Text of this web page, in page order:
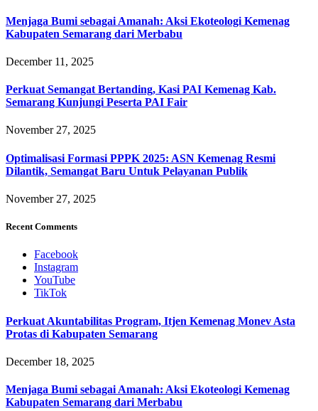
Menjaga Bumi sebagai Amanah: Aksi Ekoteologi Kemenag
Kabupaten Semarang dari Merbabu
December 11, 2025
Perkuat Semangat Bertanding, Kasi PAI Kemenag Kab.
Semarang Kunjungi Peserta PAI Fair
November 27, 2025
Optimalisasi Formasi PPPK 2025: ASN Kemenag Resmi
Dilantik, Semangat Baru Untuk Pelayanan Publik
November 27, 2025
Recent Comments
Facebook
Instagram
YouTube
TikTok
Perkuat Akuntabilitas Program, Itjen Kemenag Monev Asta
Protas di Kabupaten Semarang
December 18, 2025
Menjaga Bumi sebagai Amanah: Aksi Ekoteologi Kemenag
Kabupaten Semarang dari Merbabu